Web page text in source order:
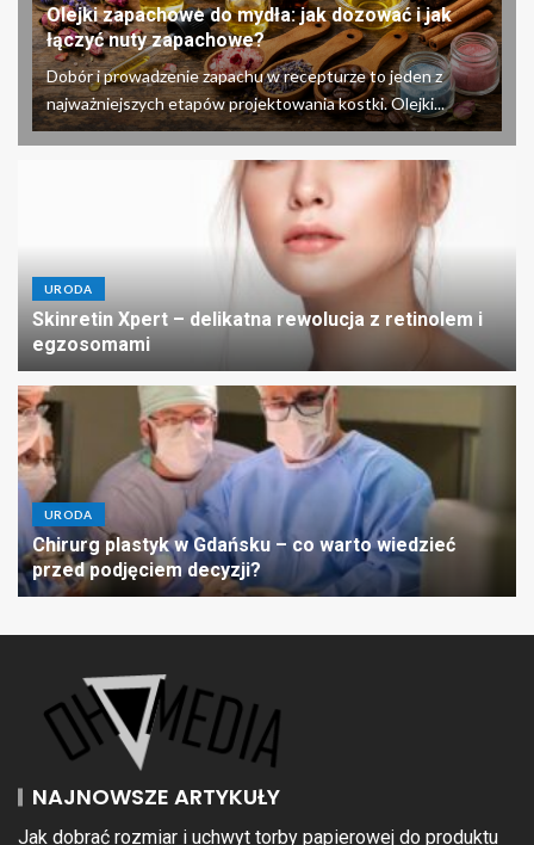
Olejki zapachowe do mydła: jak dozować i jak
łączyć nuty zapachowe?
Dobór i prowadzenie zapachu w recepturze to jeden z
najważniejszych etapów projektowania kostki. Olejki...
URODA
Skinretin Xpert – delikatna rewolucja z retinolem i
egzosomami
URODA
Chirurg plastyk w Gdańsku – co warto wiedzieć
przed podjęciem decyzji?
NAJNOWSZE ARTYKUŁY
Jak dobrać rozmiar i uchwyt torby papierowej do produktu